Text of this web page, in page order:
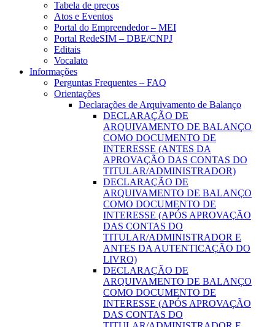
Tabela de preços
Atos e Eventos
Portal do Empreendedor – MEI
Portal RedeSIM – DBE/CNPJ
Editais
Vocalato
Informações
Perguntas Frequentes – FAQ
Orientações
Declarações de Arquivamento de Balanço
DECLARAÇÃO DE
ARQUIVAMENTO DE BALANÇO
COMO DOCUMENTO DE
INTERESSE (ANTES DA
APROVAÇÃO DAS CONTAS DO
TITULAR/ADMINISTRADOR)
DECLARAÇÃO DE
ARQUIVAMENTO DE BALANÇO
COMO DOCUMENTO DE
INTERESSE (APÓS APROVAÇÃO
DAS CONTAS DO
TITULAR/ADMINISTRADOR E
ANTES DA AUTENTICAÇÃO DO
LIVRO)
DECLARAÇÃO DE
ARQUIVAMENTO DE BALANÇO
COMO DOCUMENTO DE
INTERESSE (APÓS APROVAÇÃO
DAS CONTAS DO